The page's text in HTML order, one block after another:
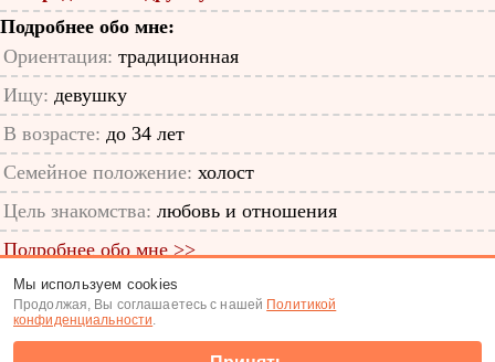
Подробнее обо мне:
Ориентация: традиционная
Ищу: девушку
В возрасте: до 34 лет
Семейное положение: холост
Цель знакомства: любовь и отношения
Подробнее обо мне >>
ID анкеты: 46156589
Знакомства|Поиск анкет
Мы используем cookies
Продолжая, Вы соглашаетесь с нашей Политикой
конфиденциальности.